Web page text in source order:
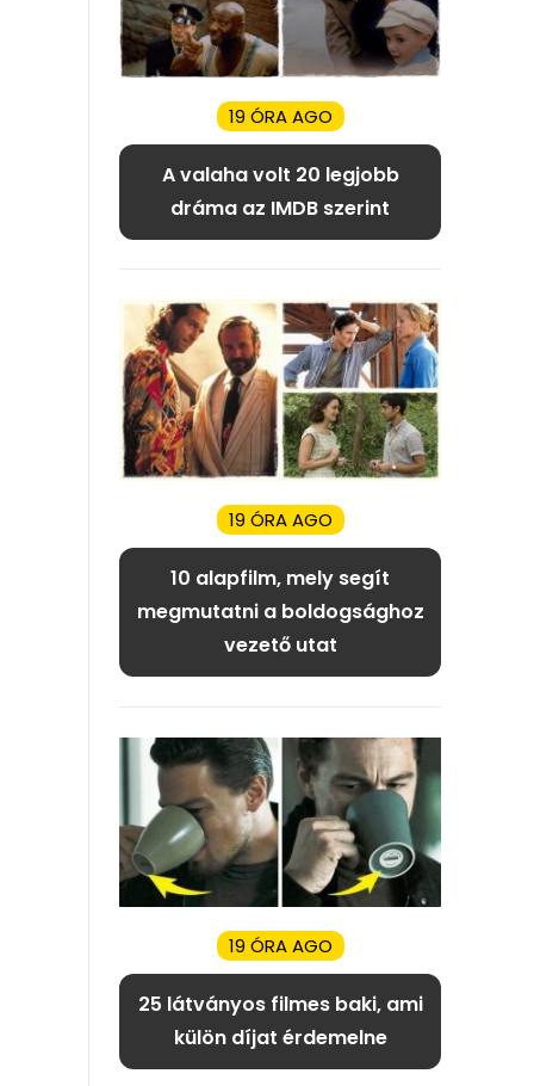
19 ÓRA AGO
A valaha volt 20 legjobb
dráma az IMDB szerint
19 ÓRA AGO
10 alapfilm, mely segít
megmutatni a boldogsághoz
vezető utat
19 ÓRA AGO
25 látványos filmes baki, ami
külön díjat érdemelne